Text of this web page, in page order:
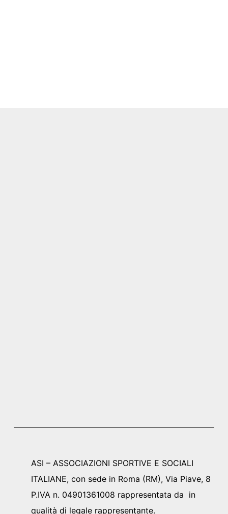
ASI – ASSOCIAZIONI SPORTIVE E SOCIALI
ITALIANE, con sede in Roma (RM), Via Piave, 8
P.IVA n. 04901361008 rappresentata da in
qualità di legale rappresentante.